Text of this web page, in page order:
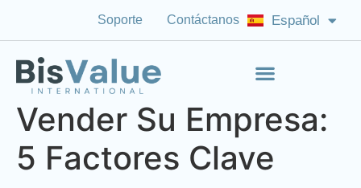
Soporte Contáctanos Español
English (US)
Vender Su Empresa:
5 Factores Clave